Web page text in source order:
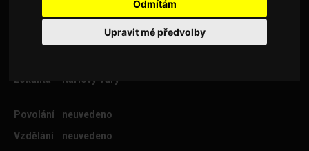
Odmítám
Upravit mé předvolby
Lokalita
Karlovy Vary
Povolání
neuvedeno
Vzdělání
neuvedeno